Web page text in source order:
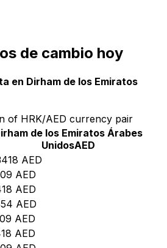
de cambio hoy
en Dirham de los Emiratos
of HRK/AED currency pair
de los Emiratos Árabes
UnidosAED
AED
AED
AED
AED
AED
AED